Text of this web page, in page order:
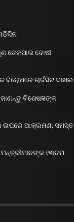
ତେଜପାଲ ଦୋଷୀ
ଚାର୍ଜସିଟ ଦାଖଲ
ବିଶେଷଜ୍ଞଙ୍କ
ଉପରେ ଆକ୍ରମଣ; ସମସ୍ତ
୧୩ତମ